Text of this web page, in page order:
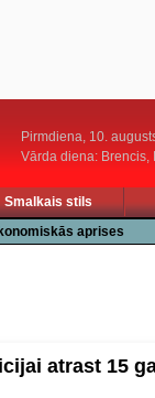
Pirmdiena, 10.
Vārda diena: Brencis,
Smalkais stils
aprises
atrast 15